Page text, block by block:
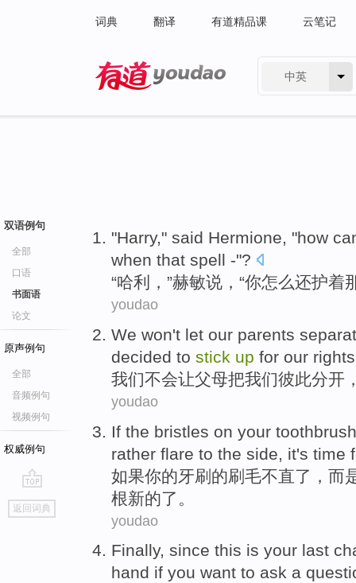
词典 翻译 有道精品课 云笔记
中英
双语例句
全部
口语
书面语
论文
原声例句
全部
音频例句
视频例句
权威例句
go
top
返回词典
"Harry," said Hermione, "how
when that spell -"?
“哈利 ，”赫敏说 ，“你怎么还护着
youdao
We won't let our parents
decided to stick up for our rights
我们不会让父母把我们彼此分开
youdao
If the bristles on your toothbrush
rather flare to the side , it's time
如果你的牙刷 的刷 毛不直了， 而
根新的了。
youdao
Finally, since this is your last
hand if you want to ask a